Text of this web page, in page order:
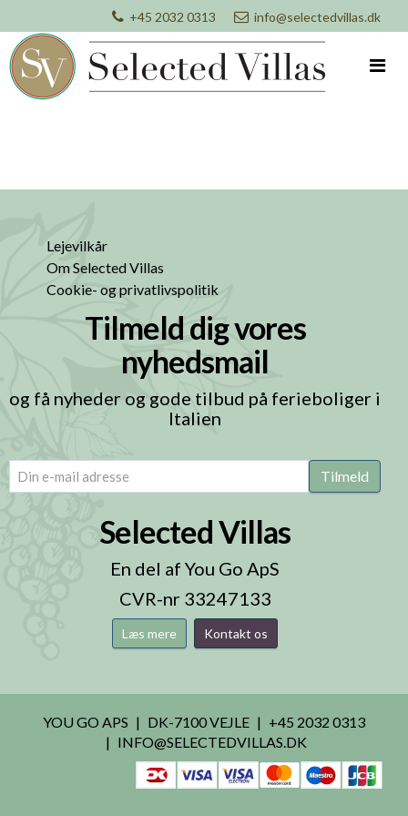
+45 2032 0313 info@selectedvillas.dk
Lejevilkår
Om Selected Villas
Cookie- og privatlivspolitik
Tilmeld dig vores
nyhedsmail
og få nyheder og gode tilbud på ferieboliger i
Italien
email (Påkrævet) Tilmeld
Selected Villas
En del af You Go ApS
CVR-nr 33247133
Læs mere Kontakt os
YOU GO APS DK-7100 VEJLE
+45 2032 0313
INFO@SELECTEDVILLAS.DK